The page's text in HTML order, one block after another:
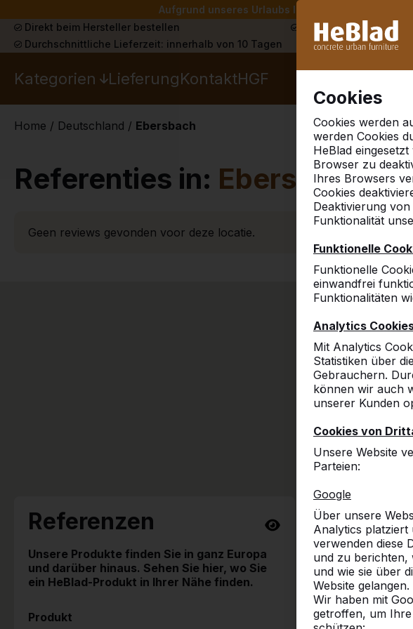
Aufgrund unseres Urlaubs liefern wir von Woche
Cookies
Cookies werden
werden Cookies
HeBlad
Browser zu
Ihres Browsers
Cookies
Deaktivierung
Funktionalität
Funktionelle
Funktionelle
einwandfrei
Funktionalitäten
Analytics
Mit Analytics
Statistiken über
Gebrauchern.
können wir auch
unserer Kunden
Cookies von
Unsere Website
Parteien:
Google
Über unsere
Analytics platziert
verwenden diese
und zu berichten,
und wie sie über
Website gelangen.
Wir haben mit
getroffen, um
Direkt beim Hersteller bestellen Schon mehr als
Durchschnittliche Lieferzeit: innerhalb von 10 Tagen
Kategorien LieferungKontaktHGF
Home / Deutschland / Ebersbach
Referenties in: Ebersbach
Geen reviews gevonden voor deze locatie.
Referenzen
Unsere Produkte finden Sie in ganz Europa
und darüber hinaus. Sehen Sie hier, wo Sie
ein HeBlad-Produkt in Ihrer Nähe finden.
Produkt